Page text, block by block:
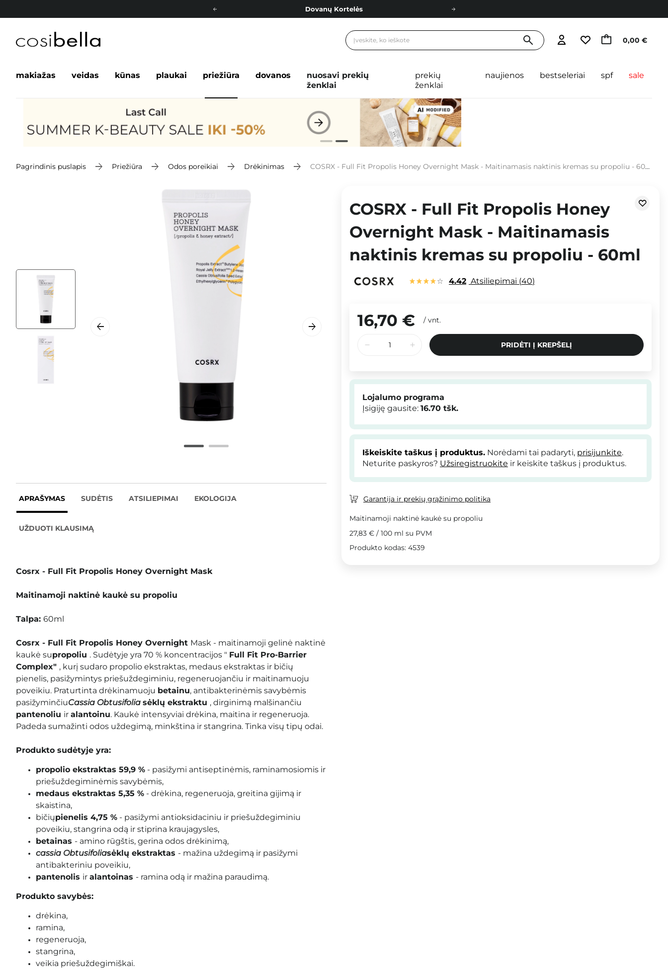
Dovanų Kortelės
Nemokamas pristatymas nuo 40,00 € 0,00 €
makiažas veidas kūnas plaukai priežiūra dovanos
nuosavi prekių
ženklai
prekių
ženklai
naujienos bestseleriai spf sale
Pagrindinis puslapis Priežiūra Odos poreikiai Drėkinimas COSRX - Full Fit Propolis Honey Overnight Mask - Maitinamasis naktinis kremas su propoliu - 60ml
APRAŠYMAS SUDĖTIS ATSILIEPIMAI EKOLOGIJA
UŽDUOTI KLAUSIMĄ
Cosrx - Full Fit Propolis Honey Overnight Mask
Maitinamoji naktinė kaukė su propoliu
Talpa: 60ml
Cosrx - Full Fit Propolis Honey Overnight Mask - maitinamoji gelinė naktinė
kaukė supropoliu . Sudėtyje yra 70 % koncentracijos " Full Fit Pro-Barrier
Complex" , kurį sudaro propolio ekstraktas, medaus ekstraktas ir bičių
pienelis, pasižymintys priešuždegiminiu, regeneruojančiu ir maitinamuoju
poveikiu. Praturtinta drėkinamuoju betainu, antibakterinėmis savybėmis
pasižyminčiuCassia Obtusifolia sėklų ekstraktu , dirginimą malšinančiu
pantenoliu ir alantoinu. Kaukė intensyviai drėkina, maitina ir regeneruoja.
Padeda sumažinti odos uždegimą, minkština ir stangrina. Tinka visų tipų odai.
Produkto sudėtyje yra:
propolio ekstraktas 59,9 % - pasižymi antiseptinėmis, raminamosiomis ir
priešuždegiminėmis savybėmis,
medaus ekstraktas 5,35 % - drėkina, regeneruoja, greitina gijimą ir
skaistina,
bičiųpienelis 4,75 % - pasižymi antioksidaciniu ir priešuždegiminiu
poveikiu, stangrina odą ir stiprina kraujagysles,
betainas - amino rūgštis, gerina odos drėkinimą,
cassia Obtusifoliasėklų ekstraktas - mažina uždegimą ir pasižymi
antibakteriniu poveikiu,
pantenolis ir alantoinas - ramina odą ir mažina paraudimą.
Produkto savybės:
drėkina,
ramina,
regeneruoja,
stangrina,
veikia priešuždegimiškai.
COSRX - Full Fit Propolis Honey
Overnight Mask - Maitinamasis
naktinis kremas su propoliu - 60ml
4.42 Atsiliepimai 40
16,70 € / vnt.
PRIDĖTI Į KREPŠELĮ
Lojalumo programa
Įsigiję gausite: 16.70 tšk.
Iškeiskite taškus į produktus. Norėdami tai padaryti, prisijunkite.
Neturite paskyros? Užsiregistruokite ir keiskite taškus į produktus.
Garantija ir prekių grąžinimo politika
Maitinamoji naktinė kaukė su propoliu
27,83 € / 100 ml su PVM
Produkto kodas: 4539